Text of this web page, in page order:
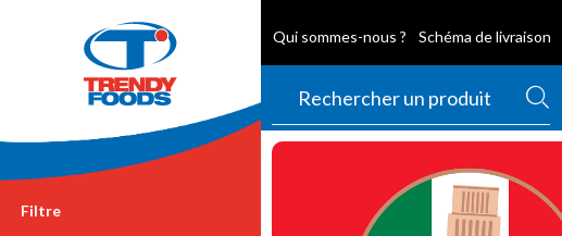
Qui sommes-nous ? Schéma de livraison
Filtre